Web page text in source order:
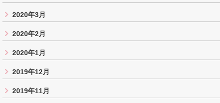
2020年3月
2020年2月
2020年1月
2019年12月
2019年11月